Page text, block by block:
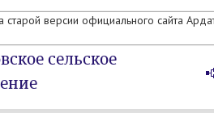
старой версии официального сайта
сельское